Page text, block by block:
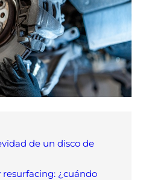
de un disco de
resurfacing: ¿cuándo